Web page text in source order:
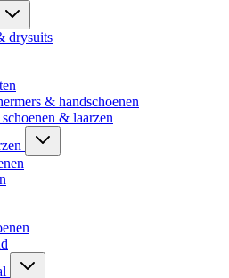
drysuits
& handschoenen
& laarzen